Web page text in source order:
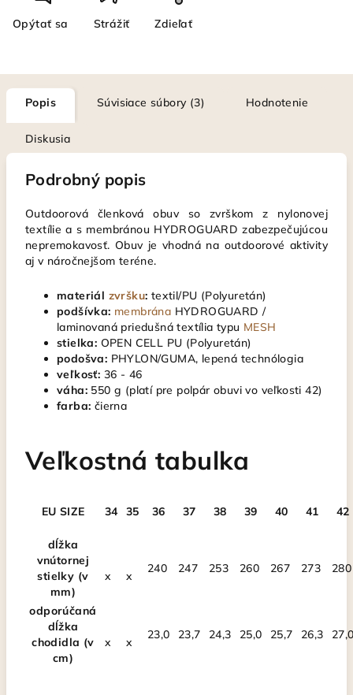
Opýtať sa Strážiť Zdieľať
Popis Súvisiace súbory (3) Hodnotenie
Diskusia
Podrobný popis
Outdoorová členková obuv so zvrškom z nylonovej
textílie a s membránou HYDROGUARD zabezpečujúcou
nepremokavosť. Obuv je vhodná na outdoorové aktivity
aj v náročnejšom teréne.
materiál zvršku: textil/PU (Polyuretán)
podšívka: membrána HYDROGUARD /
laminovaná priedušná textília typu MESH
stielka: OPEN CELL PU (Polyuretán)
podošva: PHYLON/GUMA, lepená technólogia
veľkosť: 36 - 46
váha: 550 g (platí pre polpár obuvi vo veľkosti 42)
farba: čierna
Veľkostná tabulka
EU SIZE 34 35 36 37 38 39 40 41 42
dĺžka
vnútornej
stielky (v
mm)
x x
240 247 253 260 267 273 280
odporúčaná
dĺžka
chodidla (v
cm)
x x
23,0 23,7 24,3 25,0 25,7 26,3